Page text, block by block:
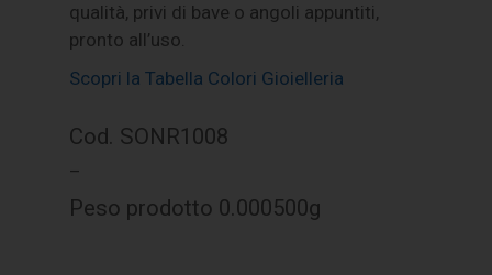
qualità, privi di bave o angoli appuntiti,
pronto all’uso.
Scopri la Tabella Colori Gioielleria
Cod. SONR1008
–
Peso prodotto 0.000500g